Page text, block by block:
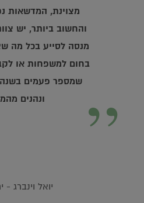
מצוינת, המדשאות
והחשוב ביותר, יש
מנסה לסייע בכל מה
בחום למשפחות או
שמספר פעמים בשנה
ונהנים
”
יואל וינברג -